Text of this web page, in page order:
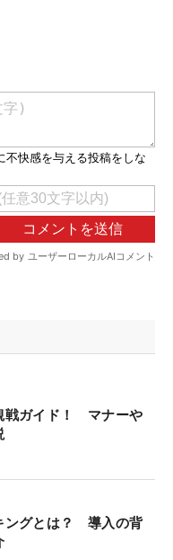
戦ガイド！ マナーや
ングとは？ 導入の背